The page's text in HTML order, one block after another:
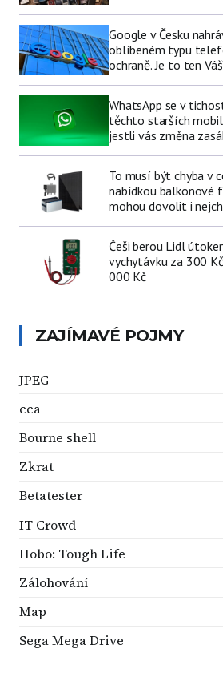
Google v Česku
oblíbeném typu
ochraně. Je to ten
WhatsApp se v
těchto starších
jestli vás změna
To musí být chyba v
nabídkou balkonové
mohou dovolit i
Češi berou Lidl
vychytávku za 300
000 Kč
ZAJÍMAVÉ POJMY
JPEG
cca
Bourne shell
Zkrat
Betatester
IT Crowd
Hobo: Tough Life
Zálohování
Map
Sega Mega Drive